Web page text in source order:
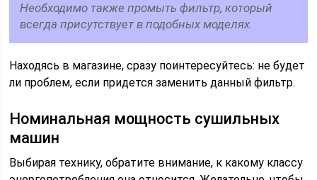
Необходимо также промыть фильтр, который
всегда присутствует в подобных моделях.
Находясь в магазине, сразу поинтересуйтесь: не будет
ли проблем, если придется заменить данный фильтр.
Номинальная мощность сушильных
машин
Выбирая технику, обратите внимание, к какому классу